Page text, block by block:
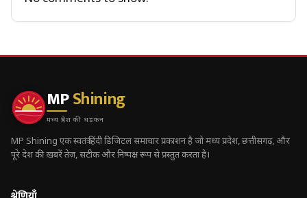
MPShining
मध्य प्रदेश की धड़कन
MP Shining एक स्वतंत्र हिंदी डिजिटल समाचार प्रकाशन है जो मध्य प्रदेश, छत्तीसगढ़, और
पूरे देश की ख़बरें तेज़, सटीक और निष्पक्ष रूप से प्रस्तुत करता है।